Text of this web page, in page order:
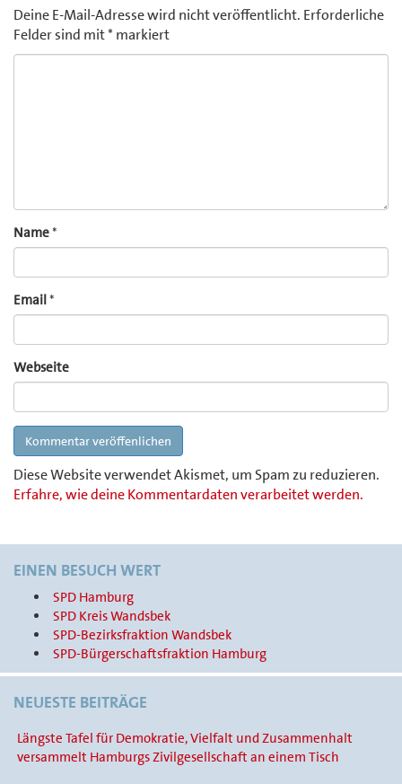
Deine E-Mail-Adresse wird nicht veröffentlicht. Erforderliche
Felder sind mit* markiert
Comment
Name*
Email*
Webseite
Diese Website verwendet Akismet, um Spam zu reduzieren.
Erfahre, wie deine Kommentardaten verarbeitet werden.
EINEN BESUCH WERT
SPD Hamburg
SPD Kreis Wandsbek
SPD-Bezirksfraktion Wandsbek
SPD-Bürgerschaftsfraktion Hamburg
NEUESTE BEITRÄGE
Längste Tafel für Demokratie, Vielfalt und Zusammenhalt
versammelt Hamburgs Zivilgesellschaft an einem Tisch